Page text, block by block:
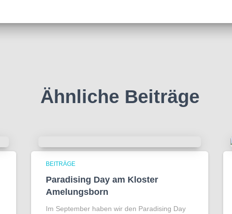
Ähnliche Beiträge
BEITRÄGE
Paradising Day am Kloster
Amelungsborn
Im September haben wir den Paradising Day